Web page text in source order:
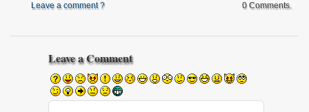
Leave a comment ? 0 Comments.
Leave a Comment